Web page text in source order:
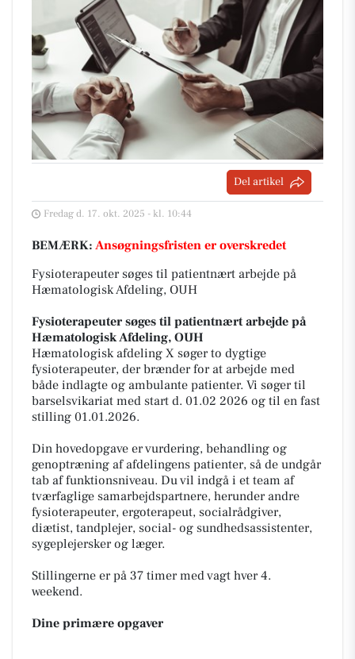
Del artikel
Fredag d. 17. okt. 2025 - kl. 10:44
BEMÆRK: Ansøgningsfristen er overskredet
Fysioterapeuter søges til patientnært arbejde på
Hæmatologisk Afdeling, OUH
Fysioterapeuter søges til patientnært arbejde på
Hæmatologisk Afdeling, OUH
Hæmatologisk afdeling X søger to dygtige
fysioterapeuter, der brænder for at arbejde med
både indlagte og ambulante patienter. Vi søger til
barselsvikariat med start d. 01.02 2026 og til en fast
stilling 01.01.2026.
Din hovedopgave er vurdering, behandling og
genoptræning af afdelingens patienter, så de undgår
tab af funktionsniveau. Du vil indgå i et team af
tværfaglige samarbejdspartnere, herunder andre
fysioterapeuter, ergoterapeut, socialrådgiver,
diætist, tandplejer, social- og sundhedsassistenter,
sygeplejersker og læger.
Stillingerne er på 37 timer med vagt hver 4.
weekend.
Dine primære opgaver